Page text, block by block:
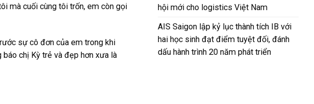
mà cuối cùng tôi trốn, em còn gọi
sự cô đơn của em trong khi
chị Kỳ trẻ và đẹp hơn xưa là
hội mới cho logistics Việt Nam
AIS Saigon lập kỷ lục thành tích IB với
hai học sinh đạt điểm tuyệt đối, đánh
dấu hành trình 20 năm phát triển